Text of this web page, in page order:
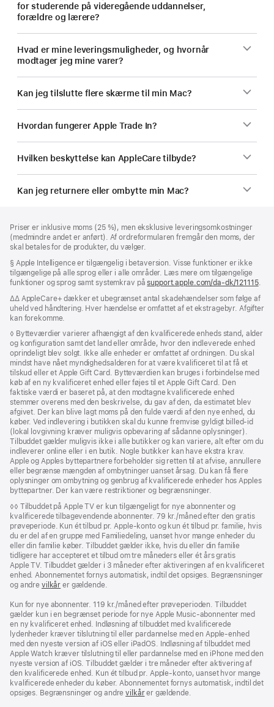
for studerende på videregående uddannelser,
forældre og lærere?
Hvad er mine leveringsmuligheder, og hvornår
modtager jeg mine varer?
Kan jeg tilslutte flere skærme til min Mac?
Hvordan fungerer Apple Trade In?
Hvilken beskyttelse kan AppleCare tilbyde?
Kan jeg returnere eller ombytte min Mac?
Priser er inklusive moms (25 %), men eksklusive leveringsomkostninger
(medmindre andet er anført). Af ordreformularen fremgår den moms, der
skal betales for de produkter, du vælger.
Fodnote
§ Apple Intelligence er tilgængelig i betaversion. Visse funktioner er ikke
tilgængelige på alle sprog eller i alle områder. Læs mere om tilgængelige
funktioner og sprog samt systemkrav påsupport.apple.com/da-dk/121115
et
nyt
.
Fodnote
∆∆ AppleCare+ dækker et ubegrænset antal skadehændelser som følge af
uheld ved håndtering. Hver hændelse er omfattet af et ekstragebyr. Afgifter
kan forekomme.
Fodnote
◊ Bytteværdier varierer afhængigt af den kvalificerede enheds stand, alder
og konfiguration samt det land eller område, hvor den indleverede enhed
oprindeligt blev solgt. Ikke alle enheder er omfattet af ordningen. Du skal
mindst have nået myndighedsalderen for at være kvalificeret til at få et
tilskud eller et Apple Gift Card. Bytteværdien kan bruges i forbindelse med
køb af en ny kvalificeret enhed eller føjes til et Apple Gift Card. Den
faktiske værdi er baseret på, at den modtagne kvalificerede enhed
stemmer overens med den beskrivelse, du gav af den, da estimatet blev
afgivet. Der kan blive lagt moms på den fulde værdi af den nye enhed, du
køber. Ved indlevering i butikken skal du kunne fremvise gyldigt billed-id
(lokal lovgivning kræver muligvis opbevaring af sådanne oplysninger).
Tilbuddet gælder muligvis ikke i alle butikker og kan variere, alt efter om du
indleverer online eller i en butik. Nogle butikker kan have ekstra krav.
Apple og Apples byttepartnere forbeholder sig retten til at afvise, annullere
eller begrænse mængden af ombytninger uanset årsag. Du kan få flere
oplysninger om ombytning og genbrug af kvalificerede enheder hos Apples
byttepartner. Der kan være restriktioner og begrænsninger.
Fodnote
◊◊ Tilbuddet på Apple TV er kun tilgængeligt for nye abonnenter og
kvalificerede tilbagevendende abonnenter. 79 kr./måned efter den gratis
prøveperiode. Kun ét tilbud pr. Apple‑konto og kun ét tilbud pr. familie, hvis
du er del af en gruppe med Familiedeling, uanset hvor mange enheder du
eller din familie køber. Tilbuddet gælder ikke, hvis du eller din familie
tidligere har accepteret et tilbud om tre måneders eller ét års gratis
Apple TV. Tilbuddet gælder i 3 måneder efter aktiveringen af en kvalificeret
enhed. Abonnementet fornys automatisk, indtil det opsiges. Begrænsninger
og andre vilkår er gældende.
Kun for nye abonnenter. 119 kr./måned efter prøveperioden. Tilbuddet
gælder kun i en begrænset periode for nye Apple Music-abonnenter med
en ny kvalificeret enhed. Indløsning af tilbuddet med kvalificerede
lydenheder kræver tilslutning til eller pardannelse med en Apple-enhed
med den nyeste version af iOS eller iPadOS. Indløsning af tilbuddet med
Apple Watch kræver tilslutning til eller pardannelse med en iPhone med den
nyeste version af iOS. Tilbuddet gælder i tre måneder efter aktivering af
den kvalificerede enhed. Kun ét tilbud pr. Apple‑konto, uanset hvor mange
kvalificerede enheder du køber. Abonnementet fornys automatisk, indtil det
opsiges. Begrænsninger og andrevilkårer gældende.